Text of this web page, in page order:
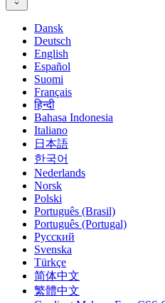
Dansk
Deutsch
English
Español
Suomi
Français
हिन्दी
Bahasa Indonesia
Italiano
日本語
한국어
Nederlands
Norsk
Polski
Português (Brasil)
Português (Portugal)
Русский
Svenska
Türkçe
简体中文
繁體中文